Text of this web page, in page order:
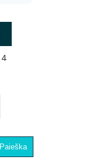
4
Paieška